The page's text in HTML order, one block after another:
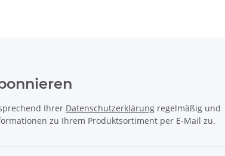
Ihrer Datenschutzerklärung regelmäßig und
zu Ihrem Produktsortiment per E-Mail zu.